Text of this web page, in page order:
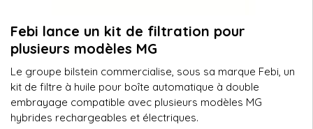
Febi lance un kit de filtration pour
plusieurs modèles MG
Le groupe bilstein commercialise, sous sa marque Febi, un
kit de filtre à huile pour boîte automatique à double
embrayage compatible avec plusieurs modèles MG
hybrides rechargeables et électriques.